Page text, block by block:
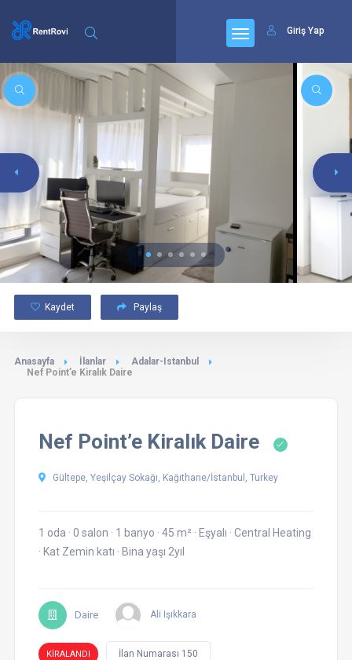
Giriş Yap
Kaydet Paylaş
Anasayfa İlanlar
Adalar-Istanbul
Nef Point’e Kiralık Daire
Nef Point’e Kiralık Daire
Gültepe, Yeşilçay Sokağı, Kağıthane/İstanbul, Turkey
1 oda · 0 salon · 1 banyo · 45 m² · Eşyalı · Central Heating
· Kat Zemin katı · Bina yaşı 2yıl
Daire Ali Işıkkara
KİRALANDI İlan Numarası 150